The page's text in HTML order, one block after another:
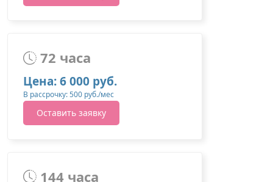
72 часа
Цена: 6 000 руб.
В рассрочку: 500 руб./мес
Оставить заявку
144 часа